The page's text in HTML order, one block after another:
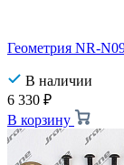
Геометрия NR-
В наличии
6 330 ₽
В корзину